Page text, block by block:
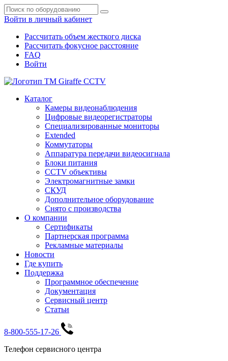
Войти в личный кабинет
Рассчитать объем жесткого диска
Рассчитать фокусное расстояние
FAQ
Войти
Каталог
Камеры видеонаблюдения
Цифровые видеорегистраторы
Специализированные мониторы
Extended
Коммутаторы
Аппаратура передачи видеосигнала
Блоки питания
CCTV объективы
Электромагнитные замки
СКУД
Дополнительное оборудование
Снято с производства
О компании
Сертификаты
Партнерская программа
Рекламные материалы
Новости
Где купить
Поддержка
Программное обеспечение
Документация
Сервисный центр
Статьи
8-800-555-17-26
Телефон сервисного центра